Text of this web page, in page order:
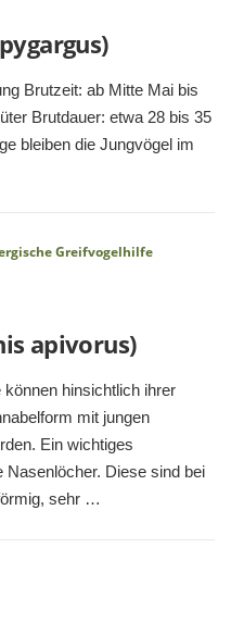
Brutzeit: ab Mitte Mai bis
Brutdauer: etwa 28 bis 35
bleiben die Jungvögel im
apivorus)
hinsichtlich ihrer
mit jungen
Ein wichtiges
Diese sind bei
sehr …